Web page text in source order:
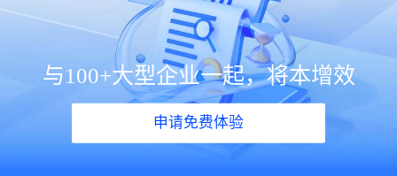
与100+大型企业一起，将本增效
申请免费体验